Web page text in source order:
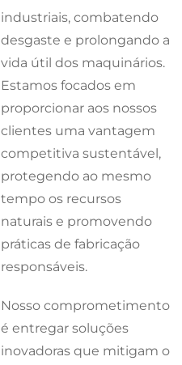
industriais, combatendo
desgaste e prolongando a
vida útil dos maquinários.
Estamos focados em
proporcionar aos nossos
clientes uma vantagem
competitiva sustentável,
protegendo ao mesmo
tempo os recursos
naturais e promovendo
práticas de fabricação
responsáveis.
Nosso comprometimento
é entregar soluções
inovadoras que mitigam o